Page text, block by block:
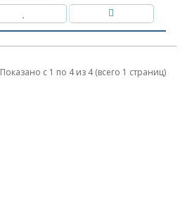
Показано с 1 по 4 из 4 (всего 1 страниц)